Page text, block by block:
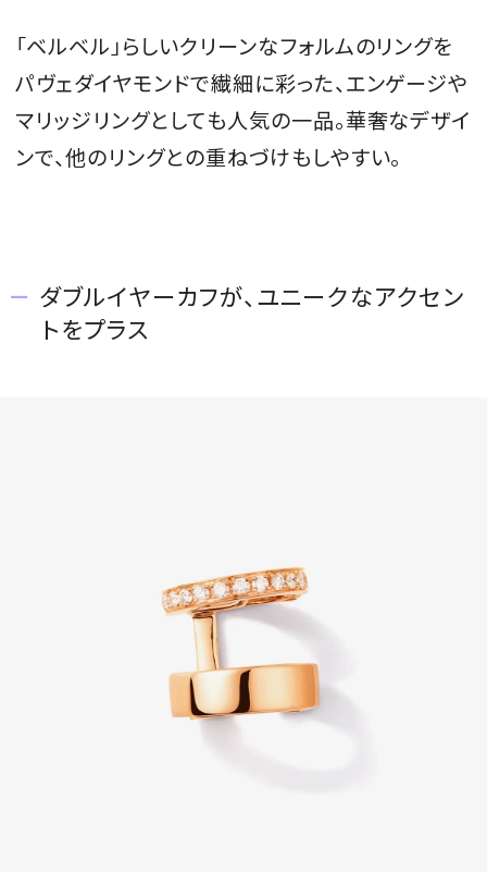
「ベルベル」らしいクリーンなフォルムのリングを
パヴェダイヤモンドで繊細に彩った、エンゲージや
マリッジリングとしても人気の一品。華奢なデザイ
ンで、他のリングとの重ねづけもしやすい。
ダブルイヤーカフが、ユニークなアクセン
トをプラス